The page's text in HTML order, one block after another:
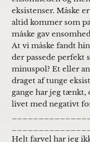
eksistenser. Måske
altid kommer som
måske gav
At vi måske fandt
der passede perfekt
minuspol? Et eller
draget af tunge
gange har jeg tænkt,
livet med negativt
Helt farvel har jeg